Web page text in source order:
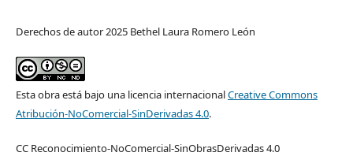
Derechos de autor 2025 Bethel Laura Romero León
Esta obra está bajo una licencia internacionalCreative Commons
Atribución-NoComercial-SinDerivadas 4.0.
CC Reconocimiento-NoComercial-SinObrasDerivadas 4.0